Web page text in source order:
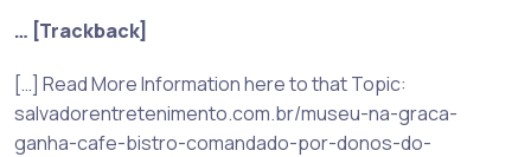
… [Trackback]
[…] Read More Information here to that Topic:
salvadorentretenimento.com.br/museu-na-graca-
ganha-cafe-bistro-comandado-por-donos-do-